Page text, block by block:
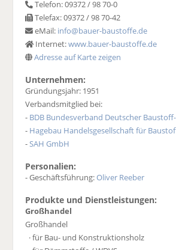
Telefon: 09372 / 98 70-0
Telefax: 09372 / 98 70-42
eMail: info@bauer-baustoffe.de
Internet:www.bauer-baustoffe.de
Adresse auf Karte zeigen
Unternehmen:
Gründungsjahr: 1951
Verbandsmitglied bei:
- BDB Bundesverband Deutscher
- Hagebau Handelsgesellschaft für
-SAH GmbH
Personalien:
- Geschäftsführung:Oliver Reeber
Produkte und Dienstleistungen:
Großhandel
Großhandel
· für Bau- und Konstruktionsholz